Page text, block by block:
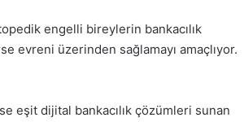
engelli bireylerin bankacılık
evreni üzerinden sağlamayı amaçlıyor.
eşit dijital bankacılık çözümleri sunan